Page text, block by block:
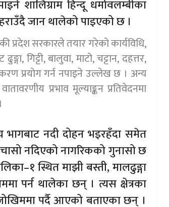
शालिग्राम हिन्दू धर्मावलम्बीका
जान थालेको पाइएको छ ।
प्रदेश सरकारले तयार गरेको कार्यविधि,
गिट्टी, बालुवा, माटो, चट्टान, दहत्तर,
प्रयोग गर्न नपाइने उल्लेख छ । अन्य
प्रभाव मूल्याङ्कन प्रतिवेदनमा
भागबाट नदी दोहन भइरहँदा समेत
नदिएको नागरिकको गुनासो छ
स्थित माझी बस्ती, मालढुङ्गा
पर्न थालेका छन् । त्यस क्षेत्रका
पर्दै आएको बताएका छन् ।